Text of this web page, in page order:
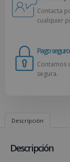
Contacta
cualquier
Pago seguro
Contamos
segura.
Descripción
Descripción